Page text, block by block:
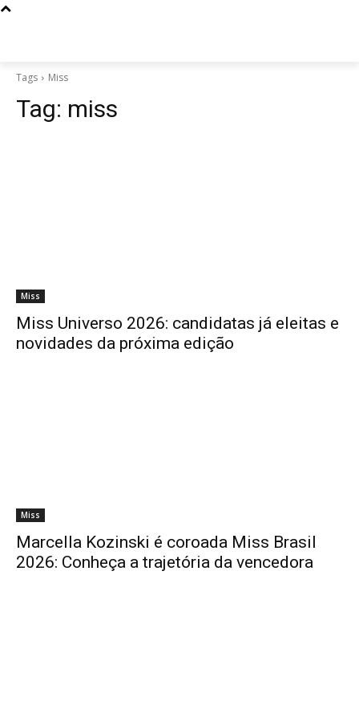
Tags Miss
Tag: miss
Miss
Miss Universo 2026: candidatas já eleitas e
novidades da próxima edição
Miss
Marcella Kozinski é coroada Miss Brasil
2026: Conheça a trajetória da vencedora